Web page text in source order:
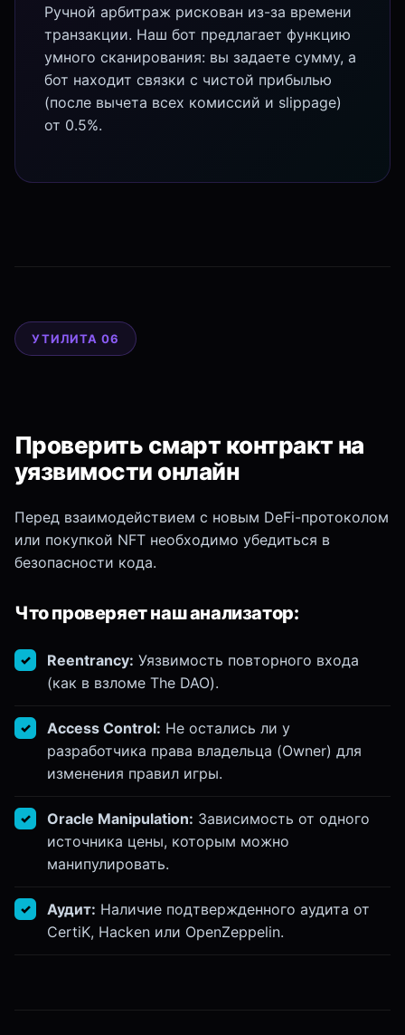
Ручной арбитраж рискован из-за времени
транзакции. Наш бот предлагает функцию
умного сканирования: вы задаете сумму, а
бот находит связки с чистой прибылью
(после вычета всех комиссий и slippage)
от 0.5%.
УТИЛИТА 06
Проверить смарт контракт на
уязвимости онлайн
Перед взаимодействием с новым DeFi-протоколом
или покупкой NFT необходимо убедиться в
безопасности кода.
Что проверяет наш анализатор:
Reentrancy: Уязвимость повторного входа
(как в взломе The DAO).
Access Control: Не остались ли у
разработчика права владельца (Owner) для
изменения правил игры.
Oracle Manipulation: Зависимость от одного
источника цены, которым можно
манипулировать.
Аудит: Наличие подтвержденного аудита от
CertiK, Hacken или OpenZeppelin.